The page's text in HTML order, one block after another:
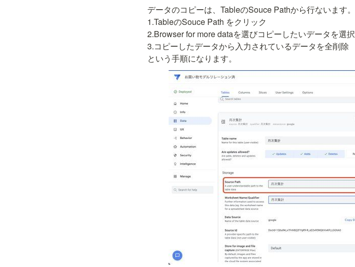
データのコピーは、TableのSouce Pathから行ないます。
1.TableのSouce Path をクリック
2.Browser for more dataを選びコピーしたいデータを選択
3.コピーしたデータから入力されているデータを全削除
という手順になります。